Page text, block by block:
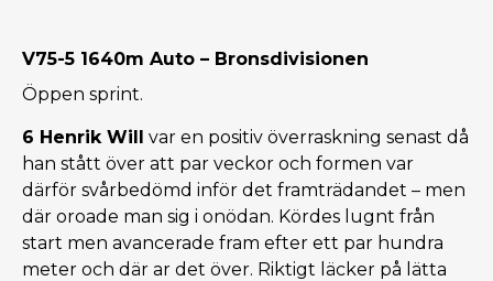
V75-5 1640m Auto – Bronsdivisionen
Öppen sprint.
6 Henrik Will var en positiv överraskning senast då
han stått över att par veckor och formen var
därför svårbedömd inför det framträdandet – men
där oroade man sig i onödan. Kördes lugnt från
start men avancerade fram efter ett par hundra
meter och där ar det över. Riktigt läcker på lätta